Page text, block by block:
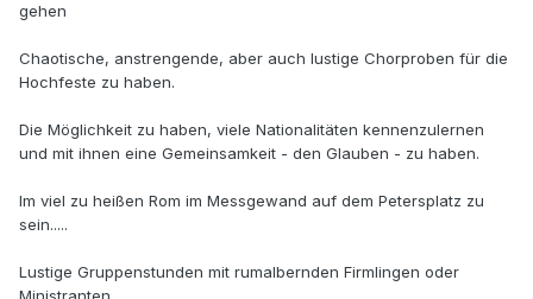
gehen
Chaotische, anstrengende, aber auch lustige Chorproben für die
Hochfeste zu haben.
Die Möglichkeit zu haben, viele Nationalitäten kennenzulernen
und mit ihnen eine Gemeinsamkeit - den Glauben - zu haben.
Im viel zu heißen Rom im Messgewand auf dem Petersplatz zu
sein.....
Lustige Gruppenstunden mit rumalbernden Firmlingen oder